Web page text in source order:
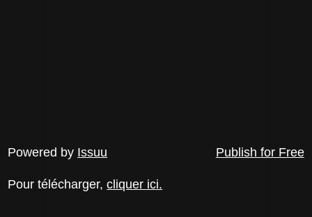
Powered by Issuu Publish for Free
Pour télécharger,cliquer ici.